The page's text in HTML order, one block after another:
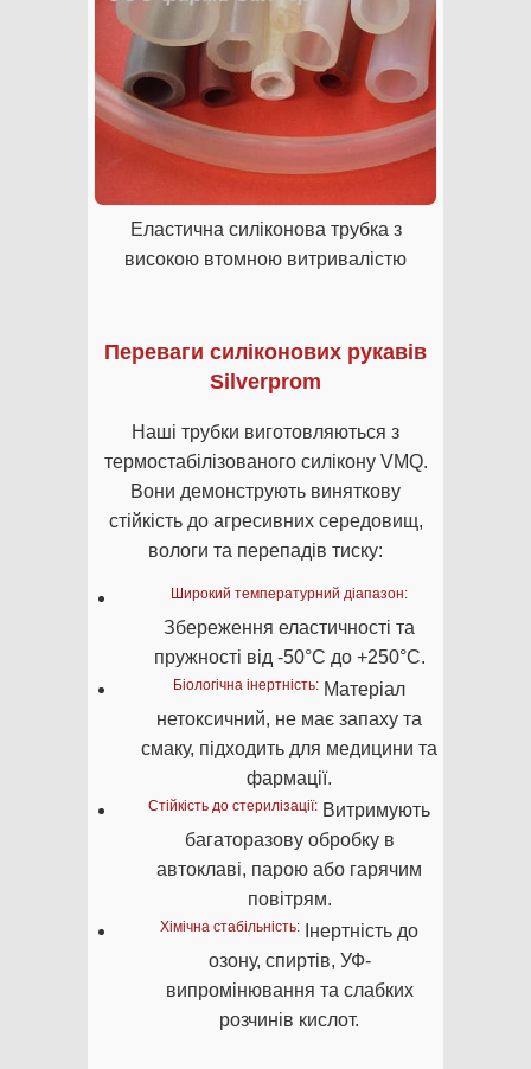
Еластична силіконова трубка з
високою втомною витривалістю
Переваги силіконових рукавів
Silverprom
Наші трубки виготовляються з
термостабілізованого силікону VMQ.
Вони демонструють виняткову
стійкість до агресивних середовищ,
вологи та перепадів тиску:
Широкий температурний діапазон:
Збереження еластичності та
пружності від -50°C до +250°C.
Біологічна інертність: Матеріал
нетоксичний, не має запаху та
смаку, підходить для медицини та
фармації.
Стійкість до стерилізації: Витримують
багаторазову обробку в
автоклаві, парою або гарячим
повітрям.
Хімічна стабільність:
Інертність до
озону, спиртів, УФ-
випромінювання та слабких
розчинів кислот.